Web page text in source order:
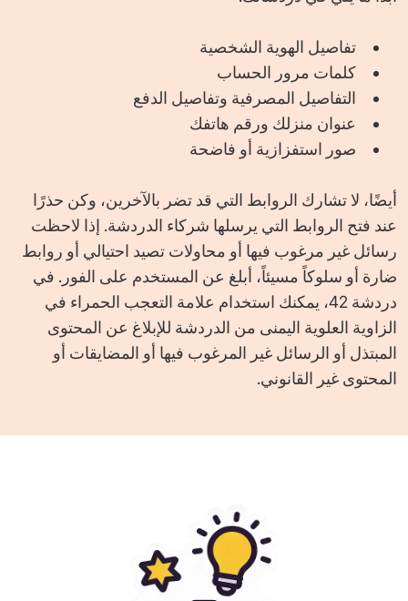
تفاصيل الهوية الشخصية
كلمات مرور الحساب
التفاصيل المصرفية وتفاصيل الدفع
عنوان منزلك ورقم هاتفك
صور استفزازية أو فاضحة
أيضًا، لا تشارك الروابط التي قد تضر بالآخرين، وكن حذرًا
عند فتح الروابط التي يرسلها شركاء الدردشة. إذا لاحظت
رسائل غير مرغوب فيها أو محاولات تصيد احتيالي أو روابط
ضارة أو سلوكاً مسيئاً، أبلغ عن المستخدم على الفور. في
دردشة 42، يمكنك استخدام علامة التعجب الحمراء في
الزاوية العلوية اليمنى من الدردشة للإبلاغ عن المحتوى
المبتذل أو الرسائل غير المرغوب فيها أو المضايقات أو
المحتوى غير القانوني.